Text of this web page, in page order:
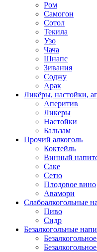
Ром
Самогон
Сотол
Текила
Узо
Чача
Шнапс
Зивания
Соджу
Арак
Ликёры, настойки,
Аперитив
Ликеры
Настойки
Бальзам
Прочий алкоголь
Коктейль
Винный
Саке
Сетю
Плодовое вино
Авамори
Слабоалкогольные
Пиво
Сидр
Безалкогольные